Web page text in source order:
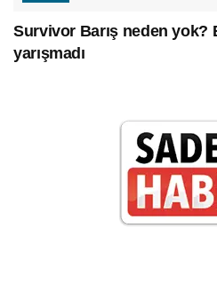
Survivor Barış neden yok?
yarışmadı